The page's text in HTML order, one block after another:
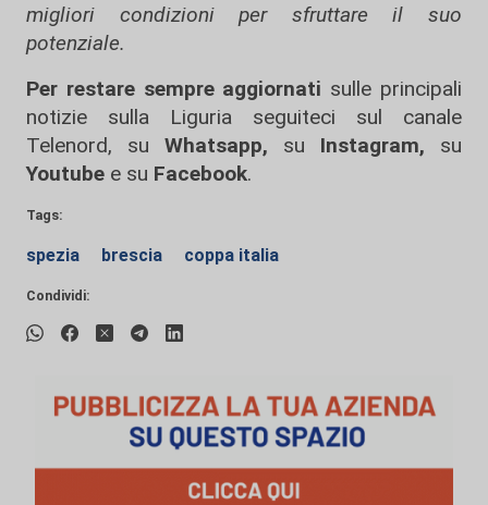
migliori condizioni per sfruttare il suo
potenziale.
Per restare sempre aggiornati sulle principali
notizie sulla Liguria seguiteci sul canale
Telenord, su
Whatsapp, su Instagram, su
Youtube e su Facebook.
Tags:
spezia brescia coppa italia
Condividi: